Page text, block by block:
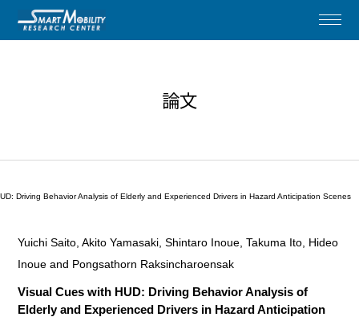
論文
Driving Behavior Analysis of Elderly and Experienced Drivers in Hazard Anticipation Scenes
Yuichi Saito, Akito Yamasaki, Shintaro Inoue, Takuma Ito, Hideo
Inoue and Pongsathorn Raksincharoensak
Visual Cues with HUD: Driving Behavior Analysis of
Elderly and Experienced Drivers in Hazard Anticipation